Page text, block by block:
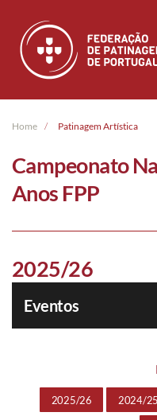
Skip to main content
Home Patinagem Artística
Campeonato
Anos FPP
2025/26
Eventos
2025/26 2024/25